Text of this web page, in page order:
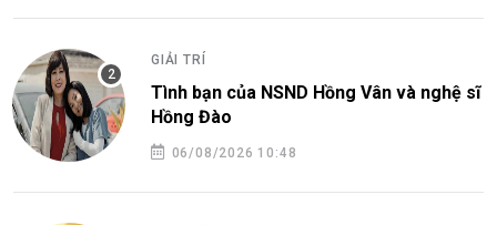
GIẢI TRÍ
Tình bạn của NSND Hồng Vân và nghệ sĩ
Hồng Đào
06/08/2026 10:48